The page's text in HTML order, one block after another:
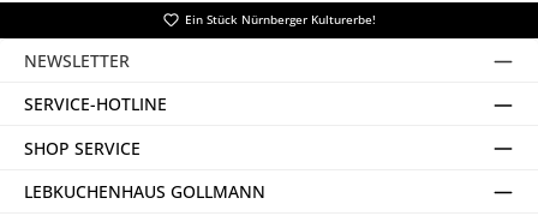
Ein Stück Nürnberger Kulturerbe!
NEWSLETTER
SERVICE-HOTLINE
SHOP SERVICE
LEBKUCHENHAUS GOLLMANN